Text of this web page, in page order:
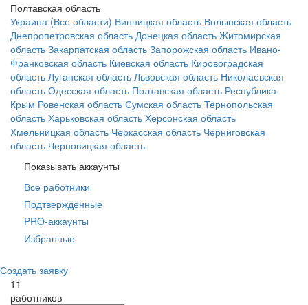
Полтавская область
Украина (Все области) Винницкая область Волынская область
Днепропетровская область Донецкая область Житомирская
область Закарпатская область Запорожская область Ивано-
Франковская область Киевская область Кировоградская
область Луганская область Львовская область Николаевская
область Одесская область Полтавская область Республика
Крым Ровенская область Сумская область Тернопольская
область Харьковская область Херсонская область
Хмельницкая область Черкасская область Черниговская
область Черновицкая область
Показывать аккаунты
Все работники
Подтвержденные
PRO-аккаунты
Избранные
Создать заявку
11
работников